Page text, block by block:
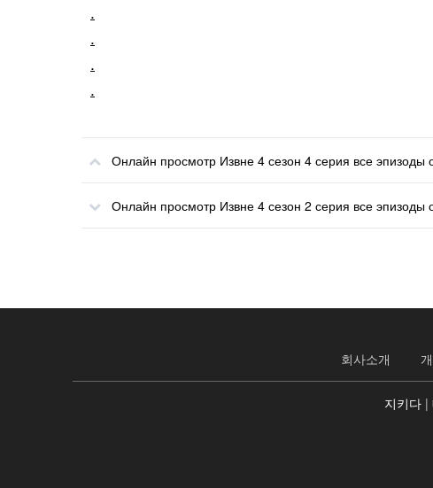
.
.
.
.
Онлайн просмотр Извне 4 сезон 4 серия все эпизоды
Онлайн просмотр Извне 4 сезон 2 серия все эпизоды
회사소개
지키다 |